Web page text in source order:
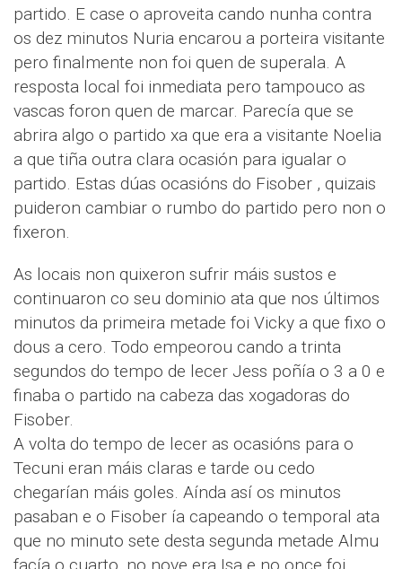
partido. E case o aproveita cando nunha contra
os dez minutos Nuria encarou a porteira visitante
pero finalmente non foi quen de superala. A
resposta local foi inmediata pero tampouco as
vascas foron quen de marcar. Parecía que se
abrira algo o partido xa que era a visitante Noelia
a que tiña outra clara ocasión para igualar o
partido. Estas dúas ocasións do Fisober , quizais
puideron cambiar o rumbo do partido pero non o
fixeron.
As locais non quixeron sufrir máis sustos e
continuaron co seu dominio ata que nos últimos
minutos da primeira metade foi Vicky a que fixo o
dous a cero. Todo empeorou cando a trinta
segundos do tempo de lecer Jess poñía o 3 a 0 e
finaba o partido na cabeza das xogadoras do
Fisober.
A volta do tempo de lecer as ocasións para o
Tecuni eran máis claras e tarde ou cedo
chegarían máis goles. Aínda así os minutos
pasaban e o Fisober ía capeando o temporal ata
que no minuto sete desta segunda metade Almu
facía o cuarto, no nove era Isa e no once foi